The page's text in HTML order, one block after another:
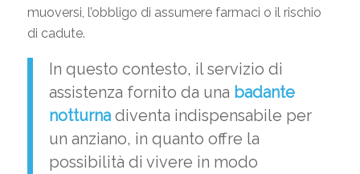
muoversi, l’obbligo di assumere farmaci o il rischio
di cadute.
In questo contesto, il servizio di
assistenza fornito da una badante
notturnadiventa indispensabile per
un anziano, in quanto offre la
possibilità di vivere in modo